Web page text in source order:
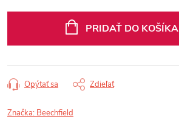
PRIDAŤ DO KOŠÍKA
Opýtať sa Zdieľať
Značka: Beechfield